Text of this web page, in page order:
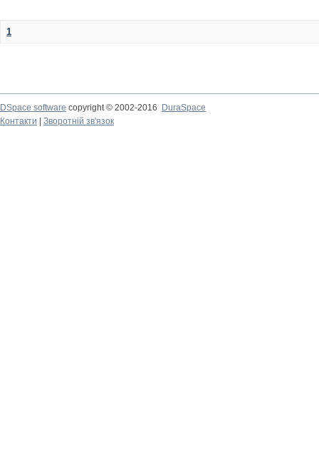
1
DSpace software copyright © 2002-2016
DuraSpace
Контакти
Зворотній зв'язок